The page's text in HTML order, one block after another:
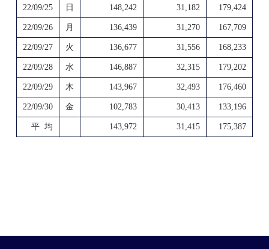
22/09/25 日 148,242 31,182 179,424
22/09/26 月 136,439 31,270 167,709
22/09/27 火 136,677 31,556 168,233
22/09/28 水 146,887 32,315 179,202
22/09/29 木 143,967 32,493 176,460
22/09/30 金 102,783 30,413 133,196
平 均 143,972 31,415 175,387